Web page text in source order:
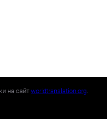
на сайтworldtranslation.org.